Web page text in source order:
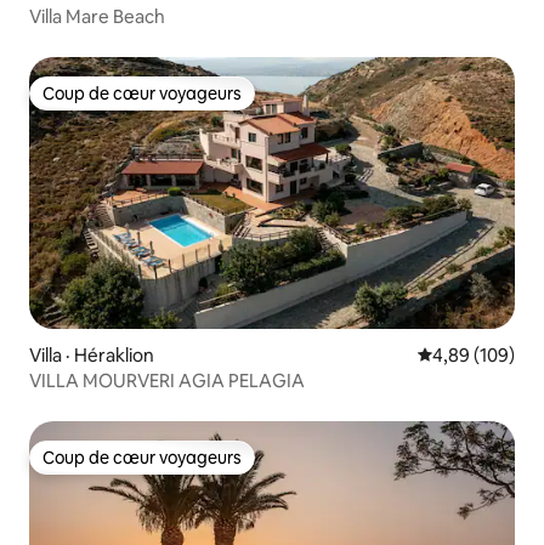
Villa Mare Beach
Coup de cœur voyageurs
Coup de cœur voyageurs
Villa · Héraklion Note
4,89 (109)
VILLA MOURVERI AGIA PELAGIA
Coup de cœur voyageurs
Coup de cœur voyageurs